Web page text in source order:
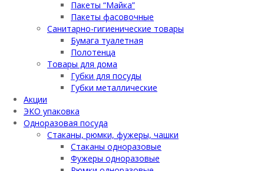
Пакеты “Майка”
Пакеты фасовочные
Санитарно-гигиенические товары
Бумага туалетная
Полотенца
Товары для дома
Губки для посуды
Губки металлические
Акции
ЭКО упаковка
Одноразовая посуда
Стаканы, рюмки, фужеры, чашки
Стаканы одноразовые
Фужеры одноразовые